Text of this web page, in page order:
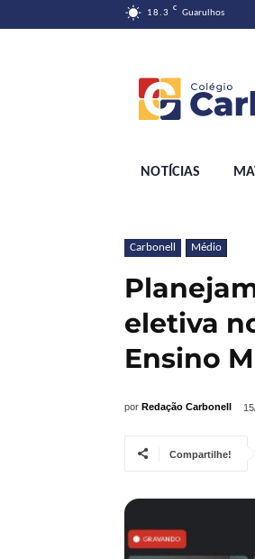
18.3 C Guarulhos
NOTÍCIAS
Carbonell Médio
eletiva
Ensino
por Redação Carbonell
Compartilhe!